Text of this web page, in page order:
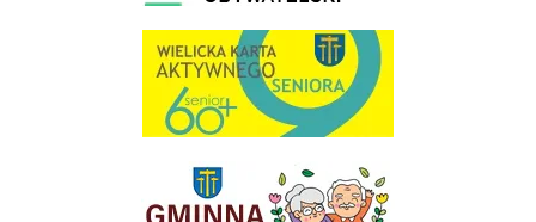
link do strony Wielicka Karta Aktywnego Seniora
link do strony Gminnej Rady Seniorow - Wieliczka